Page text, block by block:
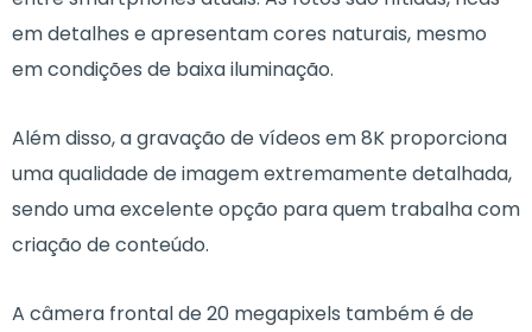
em detalhes e apresentam cores naturais, mesmo
em condições de baixa iluminação.
Além disso, a gravação de vídeos em 8K proporciona
uma qualidade de imagem extremamente detalhada,
sendo uma excelente opção para quem trabalha com
criação de conteúdo.
A câmera frontal de 20 megapixels também é de